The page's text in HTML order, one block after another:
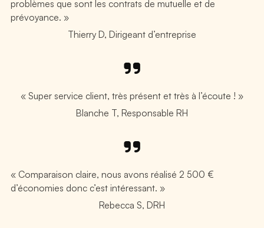
problèmes que sont les contrats de mutuelle et de
prévoyance. »
Thierry D, Dirigeant d’entreprise
« Super service client, très présent et très à l’écoute ! »
Blanche T, Responsable RH
« Comparaison claire, nous avons réalisé 2 500 €
d’économies donc c’est intéressant. »
Rebecca S, DRH